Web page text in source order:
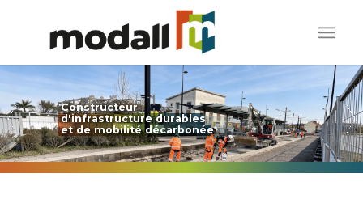
et de mobilité décarbonée
d'infrastructure durables
Constructeur